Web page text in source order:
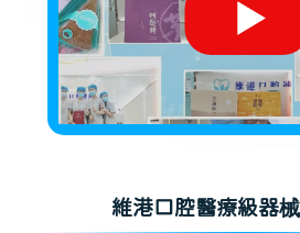
維港口腔醫療級器